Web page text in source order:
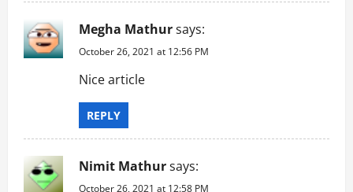
t
i
Megha Mathursays:
October 26, 2021 at 12:56 PM
Nice article
REPLY
Nimit Mathursays:
October 26, 2021 at 12:58 PM